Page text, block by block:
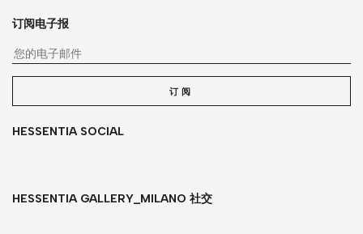
订阅电子报
订阅
HESSENTIA SOCIAL
HESSENTIA GALLERY_MILANO 社交